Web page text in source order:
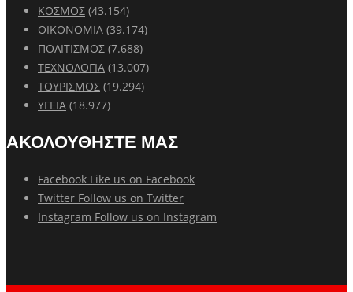
ΚΟΣΜΟΣ (43.154)
ΟΙΚΟΝΟΜΙΑ (39.174)
ΠΟΛΙΤΙΣΜΟΣ (7.688)
ΤΕΧΝΟΛΟΓΙΑ (13.007)
ΤΟΥΡΙΣΜΟΣ (19.294)
ΥΓΕΙΑ (18.977)
ΑΚΟΛΟΥΘΗΣΤΕ ΜΑΣ
Facebook Like us on Facebook
Twitter Follow us on Twitter
Instagram Follow us on Instagram